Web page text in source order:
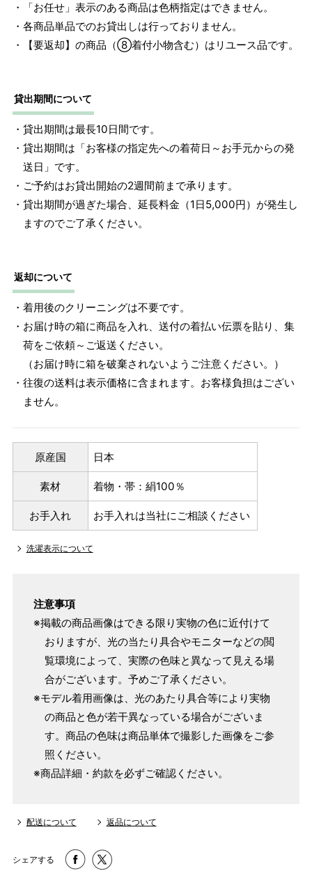
・「お任せ」表示のある商品は色柄指定はできません。
・各商品単品でのお貸出しは行っておりません。
・【要返却】の商品（⑧着付小物含む）はリユース品です。
貸出期間について
・貸出期間は最長10日間です。
・貸出期間は「お客様の指定先への着荷日～お手元からの発
送日」です。
・ご予約はお貸出開始の2週間前まで承ります。
・貸出期間が過ぎた場合、延長料金（1日5,000円）が発生し
ますのでご了承ください。
返却について
・着用後のクリーニングは不要です。
・お届け時の箱に商品を入れ、送付の着払い伝票を貼り、集
荷をご依頼～ご返送ください。
（お届け時に箱を破棄されないようご注意ください。）
・往復の送料は表示価格に含まれます。お客様負担はござい
ません。
原産国 日本
素材 着物・帯：絹100％
お手入れ お手入れは当社にご相談ください
洗濯表示について
注意事項
※掲載の商品画像はできる限り実物の色に近付けて
おりますが、光の当たり具合やモニターなどの閲
覧環境によって、実際の色味と異なって見える場
合がございます。予めご了承ください。
※モデル着用画像は、光のあたり具合等により実物
の商品と色が若干異なっている場合がございま
す。商品の色味は商品単体で撮影した画像をご参
照ください。
※商品詳細・約款を必ずご確認ください。
配送について 返品について
シェアする